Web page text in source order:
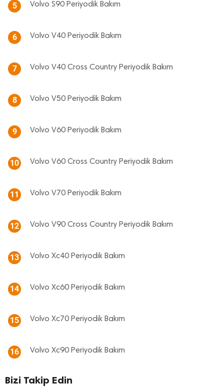
5 Volvo S90 Periyodik Bakım
6 Volvo V40 Periyodik Bakım
7 Volvo V40 Cross Country Periyodik Bakım
8 Volvo V50 Periyodik Bakım
9 Volvo V60 Periyodik Bakım
10 Volvo V60 Cross Country Periyodik Bakım
11 Volvo V70 Periyodik Bakım
12 Volvo V90 Cross Country Periyodik Bakım
13 Volvo Xc40 Periyodik Bakım
14 Volvo Xc60 Periyodik Bakım
15 Volvo Xc70 Periyodik Bakım
16 Volvo Xc90 Periyodik Bakım
Bizi Takip Edin